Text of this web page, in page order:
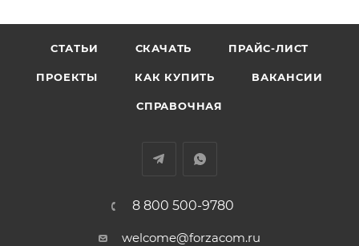
СТАТЬИ СКАЧАТЬ ПРАЙС-ЛИСТ
ПРОЕКТЫ КАК КУПИТЬ ВАКАНСИИ
СПРАВОЧНАЯ
8 800 500-9780
welcome@forzacom.ru